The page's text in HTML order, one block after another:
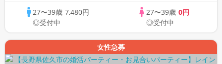
27〜39歳 7,480円
◎受付中
27〜39歳 0円
◎受付中
女性急募